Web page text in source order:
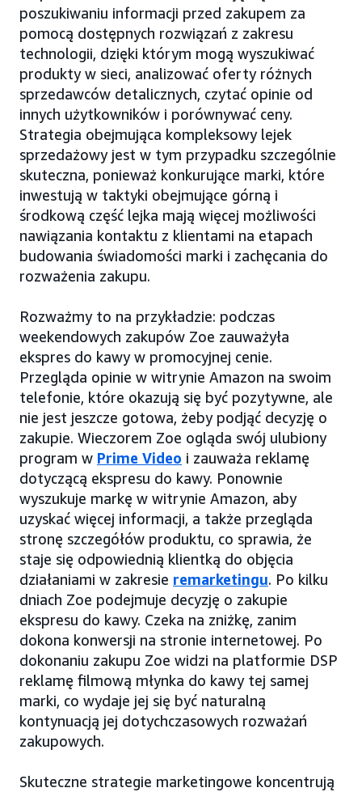
poszukiwaniu informacji przed zakupem za
pomocą dostępnych rozwiązań z zakresu
technologii, dzięki którym mogą wyszukiwać
produkty w sieci, analizować oferty różnych
sprzedawców detalicznych, czytać opinie od
innych użytkowników i porównywać ceny.
Strategia obejmująca kompleksowy lejek
sprzedażowy jest w tym przypadku szczególnie
skuteczna, ponieważ konkurujące marki, które
inwestują w taktyki obejmujące górną i
środkową część lejka mają więcej możliwości
nawiązania kontaktu z klientami na etapach
budowania świadomości marki i zachęcania do
rozważenia zakupu.
Rozważmy to na przykładzie: podczas
weekendowych zakupów Zoe zauważyła
ekspres do kawy w promocyjnej cenie.
Przegląda opinie w witrynie Amazon na swoim
telefonie, które okazują się być pozytywne, ale
nie jest jeszcze gotowa, żeby podjąć decyzję o
zakupie. Wieczorem Zoe ogląda swój ulubiony
program w Prime Video i zauważa reklamę
dotyczącą ekspresu do kawy. Ponownie
wyszukuje markę w witrynie Amazon, aby
uzyskać więcej informacji, a także przegląda
stronę szczegółów produktu, co sprawia, że
staje się odpowiednią klientką do objęcia
działaniami w zakresie remarketingu. Po kilku
dniach Zoe podejmuje decyzję o zakupie
ekspresu do kawy. Czeka na zniżkę, zanim
dokona konwersji na stronie internetowej. Po
dokonaniu zakupu Zoe widzi na platformie DSP
reklamę filmową młynka do kawy tej samej
marki, co wydaje jej się być naturalną
kontynuacją jej dotychczasowych rozważań
zakupowych.
Skuteczne strategie marketingowe koncentrują